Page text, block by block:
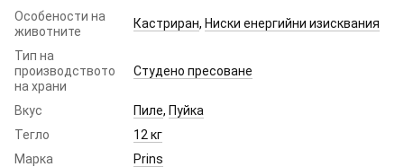
Особености на
животните
Кастриран, Ниски енергийни изисквания
Тип на
производството
на храни
Студено пресоване
Вкус Пиле, Пуйка
Тегло
12 кг
Марка
Prins